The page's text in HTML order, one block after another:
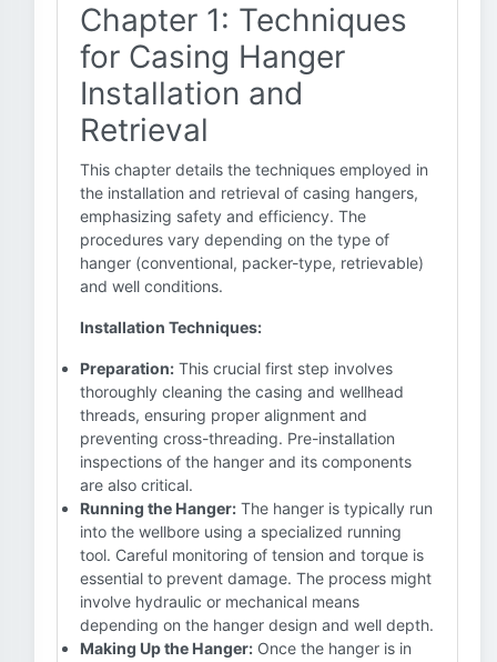
Chapter 1: Techniques
for Casing Hanger
Installation and
Retrieval
This chapter details the techniques employed in
the installation and retrieval of casing hangers,
emphasizing safety and efficiency. The
procedures vary depending on the type of
hanger (conventional, packer-type, retrievable)
and well conditions.
Installation Techniques:
Preparation: This crucial first step involves
thoroughly cleaning the casing and wellhead
threads, ensuring proper alignment and
preventing cross-threading. Pre-installation
inspections of the hanger and its components
are also critical.
Running the Hanger: The hanger is typically run
into the wellbore using a specialized running
tool. Careful monitoring of tension and torque is
essential to prevent damage. The process might
involve hydraulic or mechanical means
depending on the hanger design and well depth.
Making Up the Hanger: Once the hanger is in